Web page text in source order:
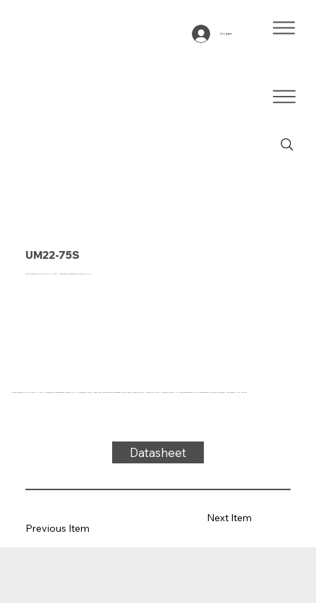
Inloggen
UM22-75S
Transportband type UM22-75S PU, petrol, 2-laags extra breedtestabiel weefsel (RHA)
Transportband type UM22-75S PU, petrol, 2-laags extra breedtestabiel weefsel (RHA), bovenzijde: 0,5mm + mattering, onderzijde: geïmpregneerd, dikte 2,5mm, hardheid 93° ShA, kracht-rek 9N/mm, roldiameter 40mm, rol- en glijondersteuning, olie- en vetbestendig, antistatisch weefsel, temperatuur -10°C tot 80°C
Datasheet
Previous Item
Next Item